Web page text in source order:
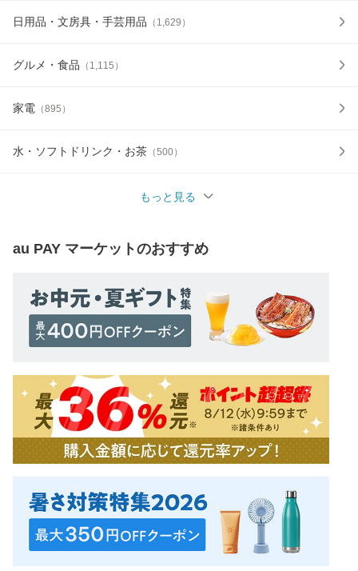
日用品・文房具・手芸用品 （ 1,629 ）
グルメ・食品 （ 1,115 ）
家電 （895 ）
水・ソフトドリンク・お茶 （500）
もっと見る
au PAY マーケットのおすすめ